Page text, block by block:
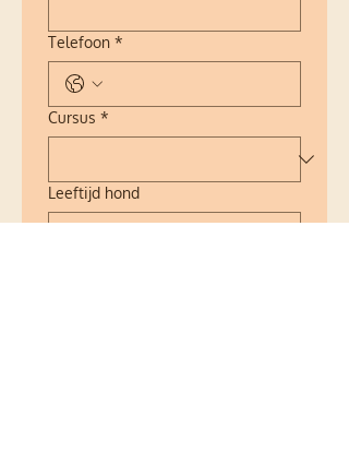
Telefoon *
Cursus *
Leeftijd hond